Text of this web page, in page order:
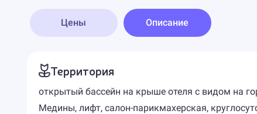
Цены Описание
Территория
открытый бассейн на крыше отеля с видом на
Медины, лифт, салон-парикмахерская,